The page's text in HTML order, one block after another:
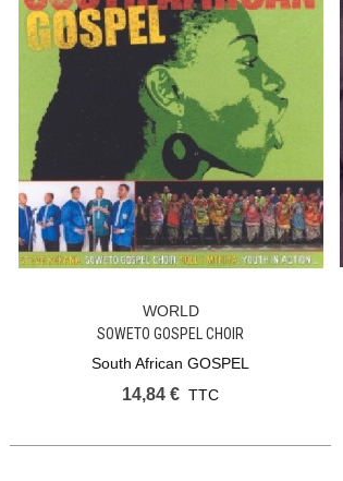
Ajouter Au Panier
WORLD
SOWETO GOSPEL CHOIR
South African GOSPEL
14,84 € TTC